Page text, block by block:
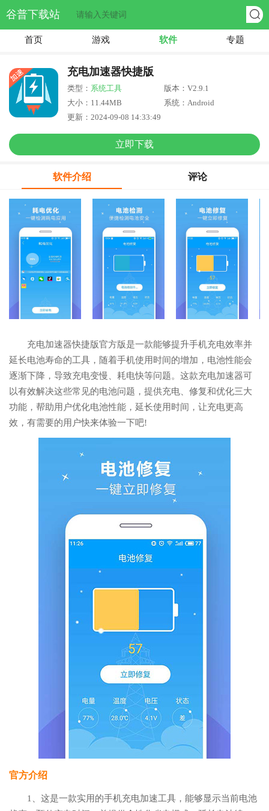
谷普下载站
首页 游戏 软件 专题
充电加速器快捷版
类型： 系统工具
版本：V2.9.1
大小：11.44MB
系统：Android
更新：2024-09-08 14:33:49
立即下载
软件介绍 评论
充电加速器快捷版官方版是一款能够提升手机充电效率并
延长电池寿命的工具，随着手机使用时间的增加，电池性能会
逐渐下降，导致充电变慢、耗电快等问题。这款充电加速器可
以有效解决这些常见的电池问题，提供充电、修复和优化三大
功能，帮助用户优化电池性能，延长使用时间，让充电更高
效，有需要的用户快来体验一下吧!
官方介绍
1、这是一款实用的手机充电加速工具，能够显示当前电池